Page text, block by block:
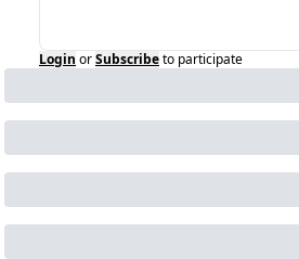
Login orSubscribeto participate